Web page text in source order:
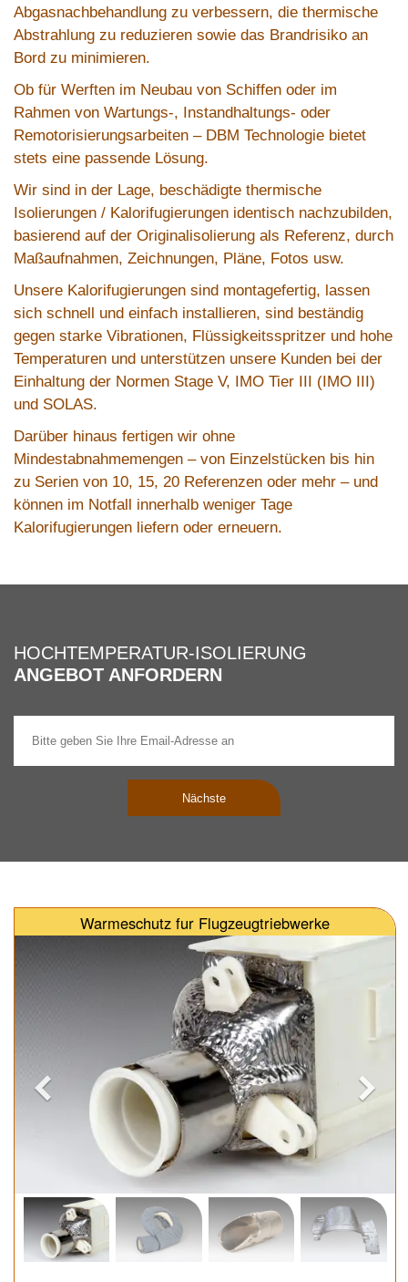
Abgasnachbehandlung zu verbessern, die thermische
Abstrahlung zu reduzieren sowie das Brandrisiko an
Bord zu minimieren.
Ob für Werften im Neubau von Schiffen oder im
Rahmen von Wartungs-, Instandhaltungs- oder
Remotorisierungsarbeiten – DBM Technologie bietet
stets eine passende Lösung.
Wir sind in der Lage, beschädigte thermische
Isolierungen / Kalorifugierungen identisch nachzubilden,
basierend auf der Originalisolierung als Referenz, durch
Maßaufnahmen, Zeichnungen, Pläne, Fotos usw.
Unsere Kalorifugierungen sind montagefertig, lassen
sich schnell und einfach installieren, sind beständig
gegen starke Vibrationen, Flüssigkeitsspritzer und hohe
Temperaturen und unterstützen unsere Kunden bei der
Einhaltung der Normen Stage V, IMO Tier III (IMO III)
und SOLAS.
Darüber hinaus fertigen wir ohne
Mindestabnahmemengen – von Einzelstücken bis hin
zu Serien von 10, 15, 20 Referenzen oder mehr – und
können im Notfall innerhalb weniger Tage
Kalorifugierungen liefern oder erneuern.
HOCHTEMPERATUR-ISOLIERUNG
ANGEBOT ANFORDERN
Nächste
Warmeschutz fur Flugzeugtriebwerke